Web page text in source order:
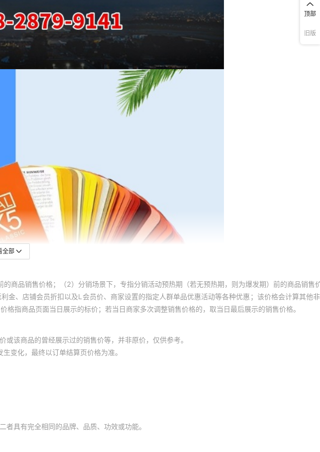
全部
商品销售价格；（2）分销场景下，专指分销活动预热期（若无预热期，则为爆发期）前的商品销售
、店铺会员折扣以及L会员价、商家设置的指定人群单品优惠活动等各种优惠；该价格会计算其他
指商品页面当日展示的标价；若当日商家多次调整销售价格的，取当日最后展示的销售价格。
该商品的曾经展示过的销售价等，并非原价，仅供参考。
变化，最终以订单结算页价格为准。
具有完全相同的品牌、品质、功效或功能。
顶部
旧版